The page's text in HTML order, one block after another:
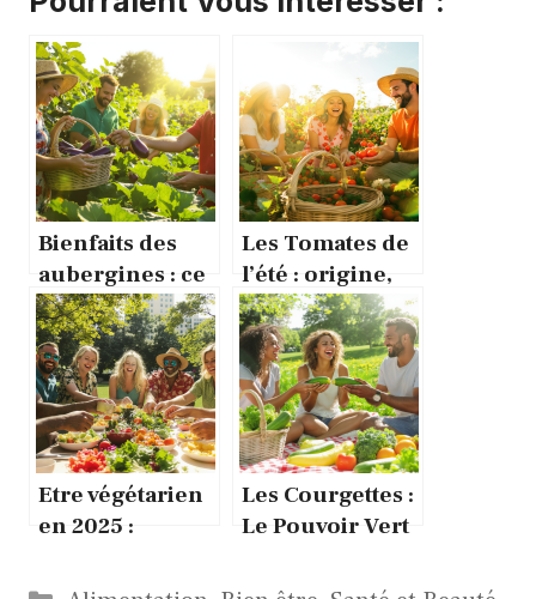
Bienfaits des
aubergines : ce
que révèle la
science sur ce
légume
d’exception
Les Tomates de
l’été : origine,
diversité et
place dans la
culture
française
Etre végétarien
en 2025 :
tendances et
Les Courgettes :
Le Pouvoir Vert
Nez